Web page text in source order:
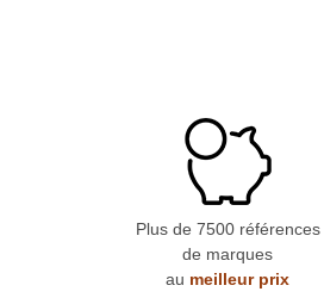
Plus de 7500 références
de marques
au meilleur prix